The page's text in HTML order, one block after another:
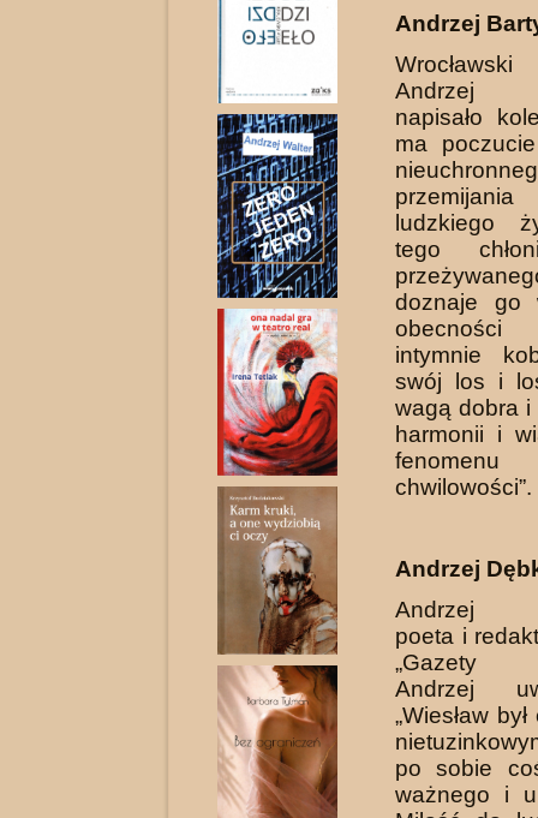
Andrzej
Andrzej
napisało
ma
ludzkiego
tego
doznaje go
intymnie
swój los i
wagą dobra i
harmonii i
chwilowości”.
Andrzej
Andrzej
poeta i
„Gazety
Andrzej
„Wiesław
po sobie
ważnego i